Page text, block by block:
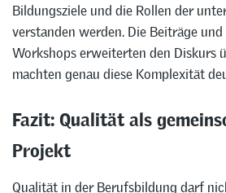
Bildungsziele und die Rollen der
verstanden werden. Die Beiträge
Workshops erweiterten den Diskurs
machten genau diese Komplexität
Fazit: Qualität als
Projekt
Qualität in der Berufsbildung darf